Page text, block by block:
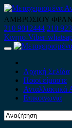
Skip
to
content
ΑΜΒΡΟΣΙΟΥ
210 9012444 210
Κινητό-Viber-
Primary
Αρχική Σελίδα
Ποιοί είμαστε
Ανταλλακτικά
Επικοινωνία